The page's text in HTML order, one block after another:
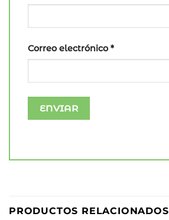
Correo electrónico *
PRODUCTOS RELACIONADOS